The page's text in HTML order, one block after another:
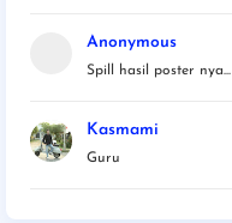
Anonymous
Spill hasil poster nya...
Kasmami
Guru